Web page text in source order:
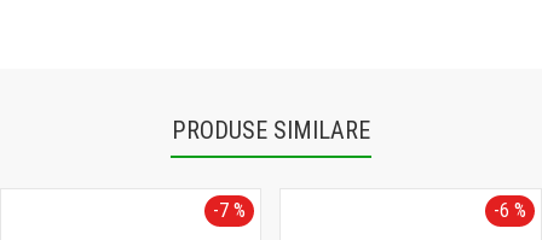
PRODUSE SIMILARE
-7 % -6 %